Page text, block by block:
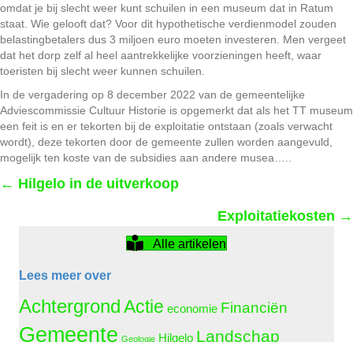
omdat je bij slecht weer kunt schuilen in een museum dat in Ratum
staat. Wie gelooft dat? Voor dit hypothetische verdienmodel zouden
belastingbetalers dus 3 miljoen euro moeten investeren. Men vergeet
dat het dorp zelf al heel aantrekkelijke voorzieningen heeft, waar
toeristen bij slecht weer kunnen schuilen.
In de vergadering op 8 december 2022 van de gemeentelijke
Adviescommissie Cultuur Historie is opgemerkt dat als het TT museum
een feit is en er tekorten bij de exploitatie ontstaan (zoals verwacht
wordt), deze tekorten door de gemeente zullen worden aangevuld,
mogelijk ten koste van de subsidies aan andere musea…..
Posts
← Hilgelo in de uitverkoop
Exploitatiekosten →
Alle artikelen
Lees meer over
Achtergrond Actie economie Financiën
Gemeente Geologie Hilgelo Landschap